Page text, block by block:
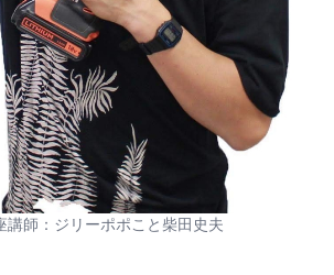
講師：ジリーポポこと柴田史夫